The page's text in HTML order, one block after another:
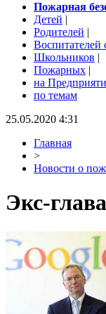
Пожарная
Детей |
Родителей |
Воспитателей
Школьников |
Пожарных |
на
по темам
25.05.2020 4:31
Главная
>
Новости о
Экс-